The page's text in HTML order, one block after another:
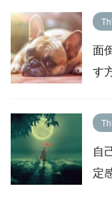
面
す
自
定